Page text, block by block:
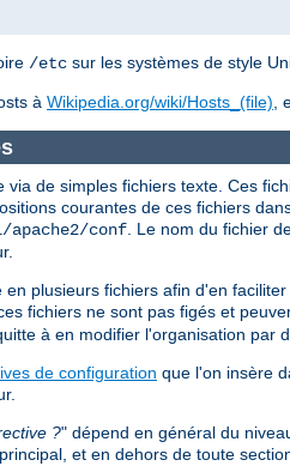
/etc sur les systèmes de style
à Wikipedia.org/wiki/Hosts_(file)
de simples fichiers texte. Ces
courantes de ces fichiers
conf. Le nom du fichier
plusieurs fichiers afin d'en
fichiers ne sont pas figés et
à en modifier l'organisation par
de configuration que l'on insère
?" dépend en général du
et en dehors de toute